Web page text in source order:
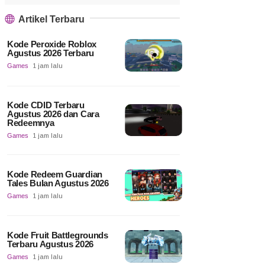
Artikel Terbaru
Kode Peroxide Roblox
Agustus 2026 Terbaru
Games 1 jam lalu
Kode CDID Terbaru
Agustus 2026 dan Cara
Redeemnya
Games 1 jam lalu
Kode Redeem Guardian
Tales Bulan Agustus 2026
Games 1 jam lalu
Kode Fruit Battlegrounds
Terbaru Agustus 2026
Games 1 jam lalu